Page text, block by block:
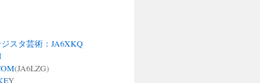
ジスタ芸術：JA6XKQ
(JA6LZG)
Y